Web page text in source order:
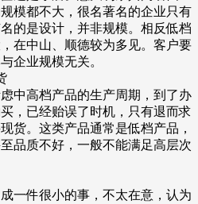
模都不大，很名著名的企业只有
的是设计，并非规模。相反低档
在中山、顺德较为多见。客户要
企业规模无关。
中高档产品的生产周期，到了办
，已经贻误了时机，只有退而求
货。这类产品通常是低档产品，
品质不好，一般不能满足高层次
一件很小的事，不太在意，认为